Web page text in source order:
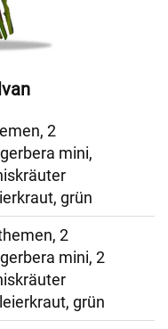
2
mini,
grün
2
mini, 2
grün